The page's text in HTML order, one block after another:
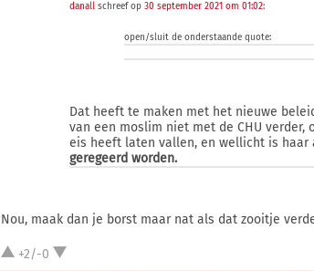
danall schreef op30 september 2021 om 01:02:
open/sluit de onderstaande quote:
Dat heeft te maken met het nieuwe
van een moslim niet met de CHU
eis heeft laten vallen, en wellicht is haar
geregeerd worden.
Nou, maak dan je borst maar nat als dat zooitje
+2/-0